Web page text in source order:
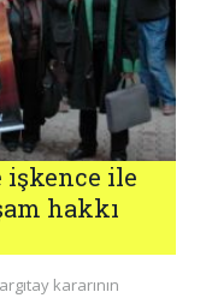
işkence ile
hakkı
kararının